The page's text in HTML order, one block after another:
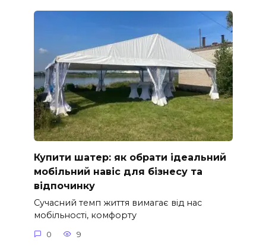
Купити шатер: як обрати ідеальний
мобільний навіс для бізнесу та
відпочинку
Сучасний темп життя вимагає від нас
мобільності, комфорту
0 9